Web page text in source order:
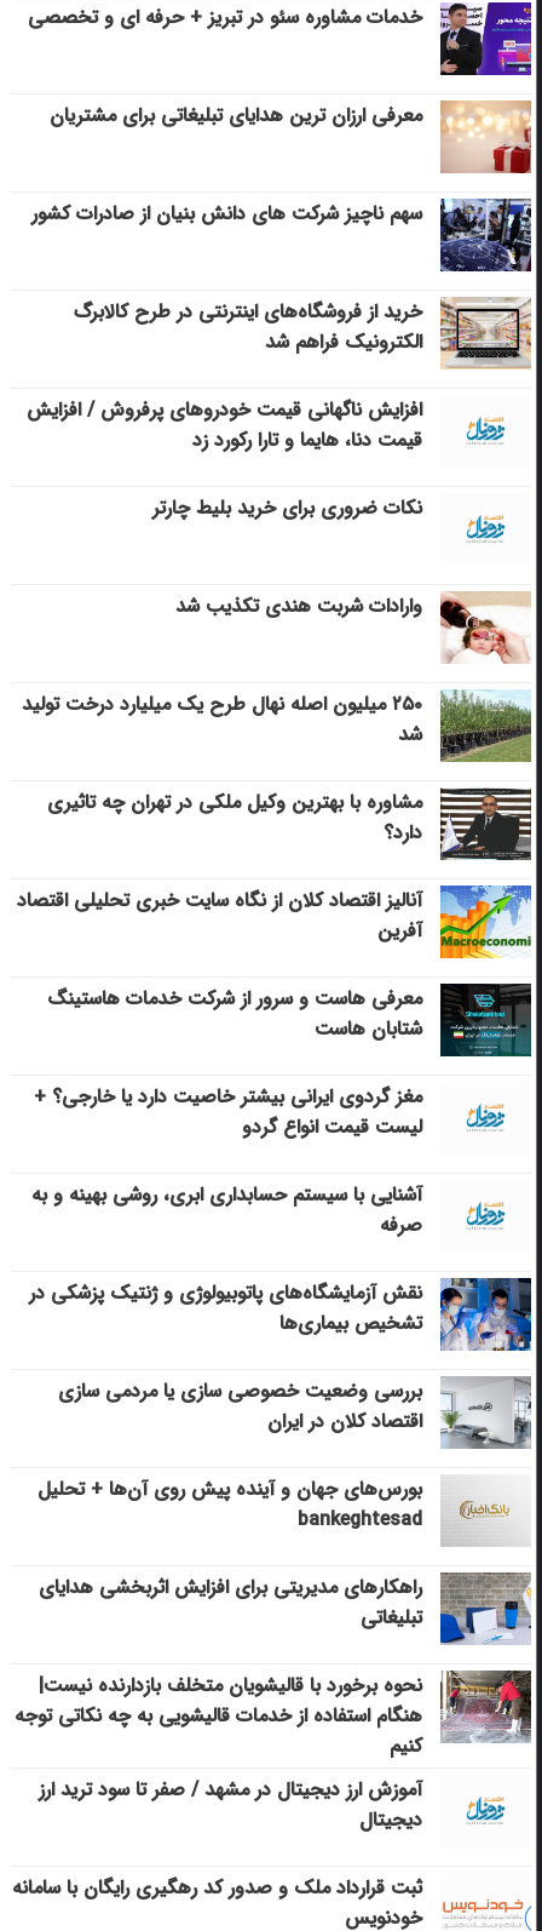
خدمات مشاوره سئو در تبریز + حرفه ای و تخصصی
معرفی ارزان ترین هدایای تبلیغاتی برای مشتریان
سهم ناچیز شرکت های دانش بنیان از صادرات کشور
خرید از فروشگاه‌های اینترنتی در طرح کالابرگ
الکترونیک فراهم شد
افزایش ناگهانی قیمت خودروهای پرفروش / افزایش
قیمت دنا، هایما و تارا رکورد زد
نکات ضروری برای خرید بلیط چارتر
وارادات شربت هندی تکذیب شد
۲۵۰ میلیون اصله نهال طرح یک میلیارد درخت تولید
شد
مشاوره با بهترین وکیل ملکی در تهران چه تاثیری
دارد؟
آنالیز اقتصاد کلان از نگاه سایت خبری تحلیلی اقتصاد
آفرین
معرفی هاست و سرور از شرکت خدمات هاستینگ
شتابان هاست
مغز گردوی ایرانی بیشتر خاصیت دارد یا خارجی؟ +
لیست قیمت انواع گردو
آشنایی با سیستم حسابداری ابری، روشی بهینه و به
صرفه
نقش آزمایشگاه‌های پاتوبیولوژی و ژنتیک پزشکی در
تشخیص بیماری‌ها
بررسی وضعیت خصوصی سازی یا مردمی سازی
اقتصاد کلان در ایران
بورس‌های جهان و آینده پیش روی آن‌ها + تحلیل
bankeghtesad
راهکارهای مدیریتی برای افزایش اثربخشی هدایای
تبلیغاتی
نحوه برخورد با قالیشویان متخلف بازدارنده نیست|
هنگام استفاده از خدمات قالیشویی به چه نکاتی توجه
کنیم
آموزش ارز دیجیتال در مشهد / صفر تا سود ترید ارز
دیجیتال
ثبت قرارداد ملک و صدور کد رهگیری رایگان با سامانه
خودنویس